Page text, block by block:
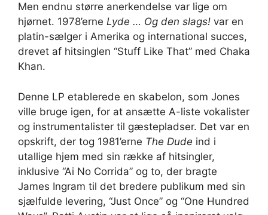
Men endnu større anerkendelse var lige om
hjørnet. 1978’erne Lyde … Og den slags! var en
platin-sælger i Amerika og international succes,
drevet af hitsinglen “Stuff Like That” med Chaka
Khan.
Denne LP etablerede en skabelon, som Jones
ville bruge igen, for at ansætte A-liste vokalister
og instrumentalister til gæstepladser. Det var en
opskrift, der tog 1981’erne The Dude ind i
utallige hjem med sin række af hitsingler,
inklusive “Ai No Corrida” og to, der bragte
James Ingram til det bredere publikum med sin
sjælfulde levering, “Just Once” og “One Hundred